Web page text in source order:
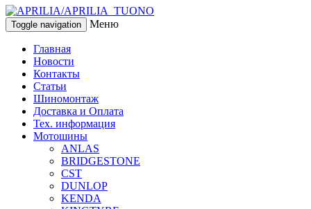
Toggle navigation Меню
Главная
Новости
Контакты
Статьи
Шиномонтаж
Доставка и Оплата
Тех. информация
Мотошины
ANLAS
BRIDGESTONE
CST
DUNLOP
KENDA